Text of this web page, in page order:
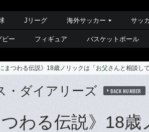
Jリーグ 海外サッカー サッ
ビー フィギュア バスケットボール
まつわる伝説》18歳ノリックは「お父さんと相談
・ダイアリーズ BACK NUMBER
わる伝説》18